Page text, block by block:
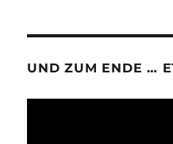
UND ZUM ENDE …